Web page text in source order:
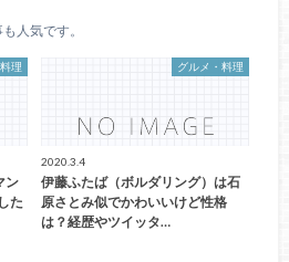
人気です。
理
ン
た
グルメ・料理
2020.3.4
伊藤ふたば（ボルダリング）は石
原さとみ似でかわいいけど性格
は？経歴やツイッタ…